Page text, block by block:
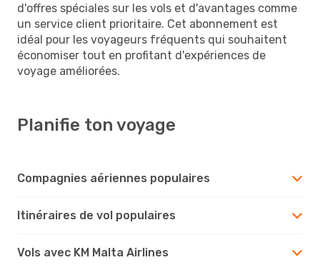
d'offres spéciales sur les vols et d'avantages comme
un service client prioritaire. Cet abonnement est
idéal pour les voyageurs fréquents qui souhaitent
économiser tout en profitant d'expériences de
voyage améliorées.
Planifie ton voyage
Compagnies aériennes populaires
Itinéraires de vol populaires
Vols avec KM Malta Airlines